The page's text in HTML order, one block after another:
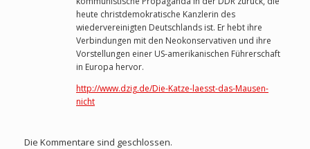
heute christdemokratische Kanzlerin des
wiedervereinigten Deutschlands ist. Er hebt ihre
Verbindungen mit den Neokonservativen und ihre
Vorstellungen einer US-amerikanischen Führerschaft
in Europa hervor.
http://www.dzig.de/Die-Katze-laesst-das-Mausen-
nicht
Die Kommentare sind geschlossen.